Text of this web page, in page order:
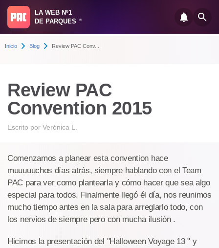
LA WEB Nº1
DE PARQUES
®
Inicio Blog Review PAC Conv...
Review PAC
Convention 2015
Escrito por Verónica L.
Comenzamos a planear esta convention hace
muuuuuchos días atrás, siempre hablando con el Team
PAC para ver como plantearla y cómo hacer que sea algo
especial para todos. Finalmente llegó él día, nos reunimos
mucho tiempo antes en la sala para arreglarlo todo, con
los nervios de siempre pero con mucha ilusión .
Hicimos la presentación del "Halloween Voyage 13 " y